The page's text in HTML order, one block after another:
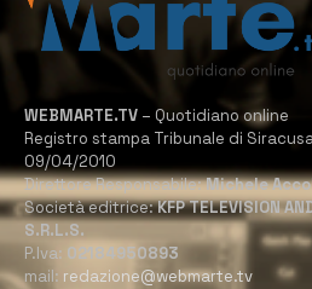
WEBMARTE.TV – Quotidiano online
Registro stampa Tribunale di
09/04/2010
Direttore Responsabile:Michele
Società editrice:KFP TELEVISION
S.R.L.S.
P.Iva: 02184950893
mail: redazione@webmarte.tv